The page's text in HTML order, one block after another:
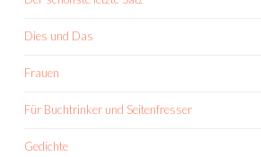
Dies und Das
Frauen
Für Buchtrinker und Seitenfresser
Gedichte